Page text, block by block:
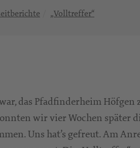
„Volltreffer“
das Pfadfinderheim
wir vier Wochen später
Uns hat’s gefreut. Am